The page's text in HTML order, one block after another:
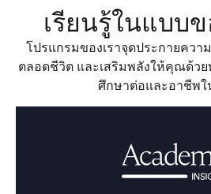
เรียนรู้ในแบบ
โปรแกรมของเราจุดประกายควา
ตลอดชีวิต และเสริมพลังให้คุณด้ว
ศึกษาต่อและอาชีพ